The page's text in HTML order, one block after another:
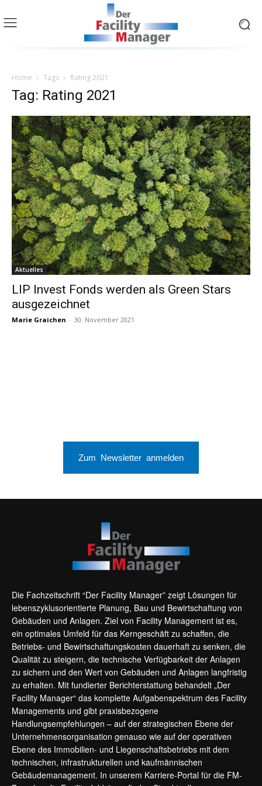
Home Tags Rating 2021
Tag: Rating 2021
Aktuelles
LIP Invest Fonds werden als Green Stars
ausgezeichnet
Marie Graichen - 30. November 2021
Zum Newsletter anmelden
Die Fachzeitschrift “Der Facility Manager” zeigt Lösungen für
lebenszyklusorientierte Planung, Bau und Bewirtschaftung von
Gebäuden und Anlagen. Ziel von Facility Management ist es,
ein optimales Umfeld für das Kerngeschäft zu schaffen, die
Betriebs- und Bewirtschaftungskosten dauerhaft zu senken, die
Qualität zu steigern, die technische Verfügbarkeit der Anlagen
zu sichern und den Wert von Gebäuden und Anlagen langfristig
zu erhalten. Mit fundierter Berichterstattung behandelt „Der
Facility Manager“ das komplette Aufgabenspektrum des Facility
Managements und gibt praxisbezogene
Handlungsempfehlungen – auf der strategischen Ebene der
Unternehmensorganisation genauso wie auf der operativen
Ebene des Immobilien- und Liegenschaftsbetriebs mit dem
technischen, infrastrukturellen und kaufmännischen
Gebäudemanagement. In unserem Karriere-Portal für die FM-